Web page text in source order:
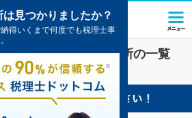
理士のおすすめ事務所の一覧
見つかりましたか？
得いくまで何度でも税理士事